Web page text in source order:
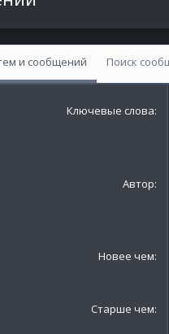
и сообщений Поиск
Ключевые слова
Автор
Новее чем
Старше чем